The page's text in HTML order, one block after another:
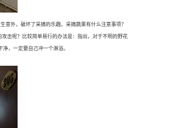
意外，破坏了采摘的乐趣。采摘蔬果有什么注意事项？
击呢？比较简单易行的办法是：指出，对于不明的野花
，一定要自己冲一个淋浴。